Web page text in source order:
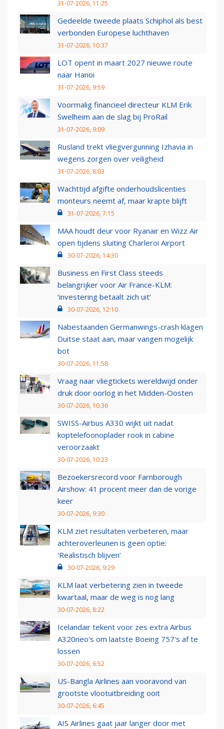
31-07-2026, 11:25
Gedeelde tweede plaats Schiphol als best
verbonden Europese luchthaven
31-07-2026, 10:37
LOT opent in maart 2027 nieuwe route
naar Hanoi
31-07-2026, 9:59
Voormalig financieel directeur KLM Erik
Swelheim aan de slag bij ProRail
31-07-2026, 9:09
Rusland trekt vliegvergunning Izhavia in
wegens zorgen over veiligheid
31-07-2026, 8:03
Wachttijd afgifte onderhoudslicenties
monteurs neemt af, maar krapte blijft
31-07-2026, 7:15
MAA houdt deur voor Ryanair en Wizz Air
open tijdens sluiting Charleroi Airport
30-07-2026, 14:30
Business en First Class steeds
belangrijker voor Air France-KLM:
‘investering betaalt zich uit’
30-07-2026, 12:10
Nabestaanden Germanwings-crash klagen
Duitse staat aan, maar vangen mogelijk
bot
30-07-2026, 11:58
Vraag naar vliegtickets wereldwijd onder
druk door oorlog in het Midden-Oosten
30-07-2026, 10:36
SWISS-Airbus A330 wijkt uit nadat
koptelefoonoplader rook in cabine
veroorzaakt
30-07-2026, 10:23
Bezoekersrecord voor Farnborough
Airshow: 41 procent meer dan de vorige
keer
30-07-2026, 9:30
KLM ziet resultaten verbeteren, maar
achteroverleunen is geen optie:
‘Realistisch blijven’
30-07-2026, 9:29
KLM laat verbetering zien in tweede
kwartaal, maar de weg is nog lang
30-07-2026, 8:22
Icelandair tekent voor zes extra Airbus
A320neo's om laatste Boeing 757's af te
lossen
30-07-2026, 6:52
US-Bangla Airlines aan vooravond van
grootste vlootuitbreiding ooit
30-07-2026, 6:45
AIS Airlines gaat jaar langer door met